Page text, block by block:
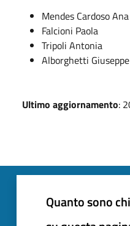
Mendes Cardoso
Falcioni Paola
Tripoli Antonia
Alborghetti Giuseppe
Ultimo aggiornamento:
Quanto sono